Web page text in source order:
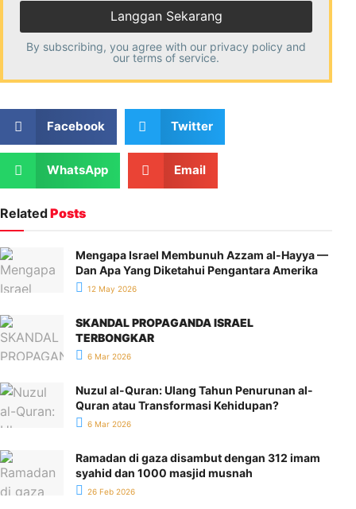
By subscribing, you agree with our privacy policy and
our terms of service.
Facebook Twitter
WhatsApp Email
RelatedPosts
Mengapa Israel Membunuh Azzam al-Hayya —
Dan Apa Yang Diketahui Pengantara Amerika
12 May 2026
SKANDAL PROPAGANDA ISRAEL
TERBONGKAR
6 Mar 2026
Nuzul al-Quran: Ulang Tahun Penurunan al-
Quran atau Transformasi Kehidupan?
6 Mar 2026
Ramadan di gaza disambut dengan 312 imam
syahid dan 1000 masjid musnah
26 Feb 2026